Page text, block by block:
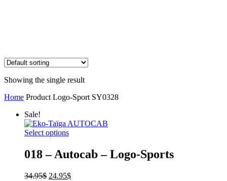
Showing the single result
Home Product Logo-Sport SY0328
Sale!
Select options
018 – Autocab – Logo-Sports
34.95$ 24.95$